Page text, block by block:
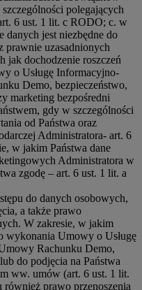
polegających
6 ust. 1 lit. c RODO; c. w
danych jest niezbędne do
uzasadnionych
jak dochodzenie roszczeń
o Usługę Informacyjno-
Demo, bezpieczeństwo,
marketing bezpośredni
gdy w szczególności
od Państwa oraz
Administratora- art. 6
w jakim Państwa dane
Administratora w
zgodę – art. 6 ust. 1 lit. a
do danych osobowych,
a także prawo
W zakresie, w jakim
wykonania Umowy o Usługę
Rachunku Demo,
do podjęcia na Państwa
ww. umów (art. 6 ust. 1 lit.
prawo przenoszenia